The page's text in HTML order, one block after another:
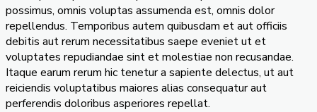
possimus, omnis voluptas assumenda est, omnis dolor
repellendus. Temporibus autem quibusdam et aut officiis
debitis aut rerum necessitatibus saepe eveniet ut et
voluptates repudiandae sint et molestiae non recusandae.
Itaque earum rerum hic tenetur a sapiente delectus, ut aut
reiciendis voluptatibus maiores alias consequatur aut
perferendis doloribus asperiores repellat.